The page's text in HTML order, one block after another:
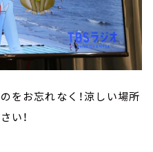
をお忘れなく！涼しい場所
い！